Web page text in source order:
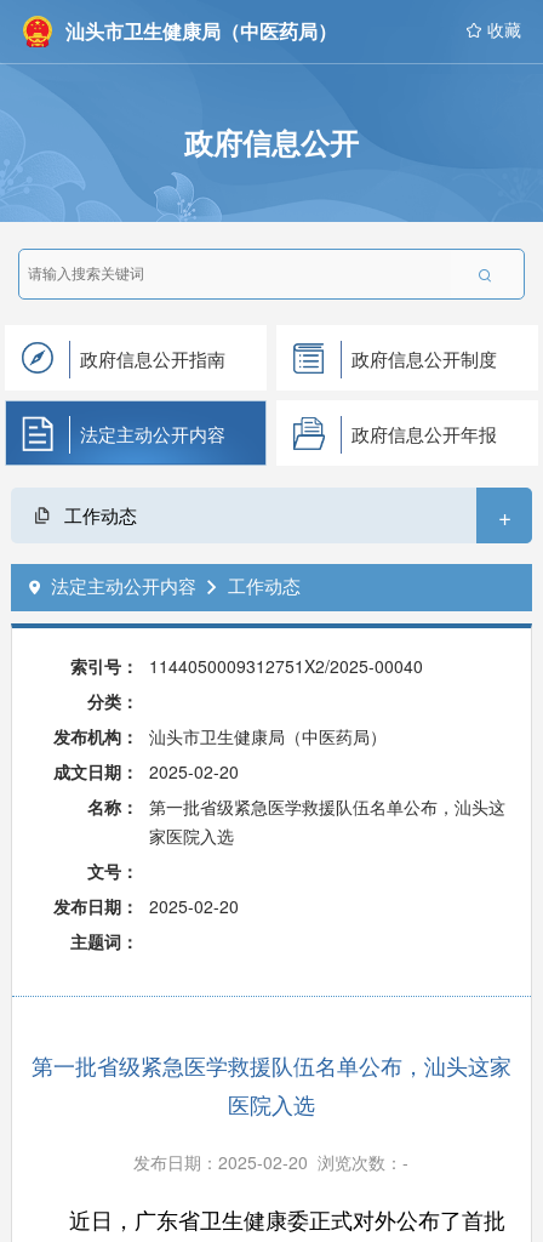
汕头市卫生健康局（中医药局）  收藏
政府信息公开

政府信息公开指南 政府信息公开制度
法定主动公开内容 政府信息公开年报
工作动态 +
 法定主动公开内容  工作动态
索引号：
1144050009312751X2/2025-00040
分类：
发布机构：
汕头市卫生健康局（中医药局）
成文日期：
2025-02-20
名称：
第一批省级紧急医学救援队伍名单公布，汕头这
家医院入选
文号：
发布日期：
2025-02-20
主题词：
第一批省级紧急医学救援队伍名单公布，汕头这家
医院入选
发布日期：2025-02-20 浏览次数：-
近日，广东省卫生健康委正式对外公布了首批